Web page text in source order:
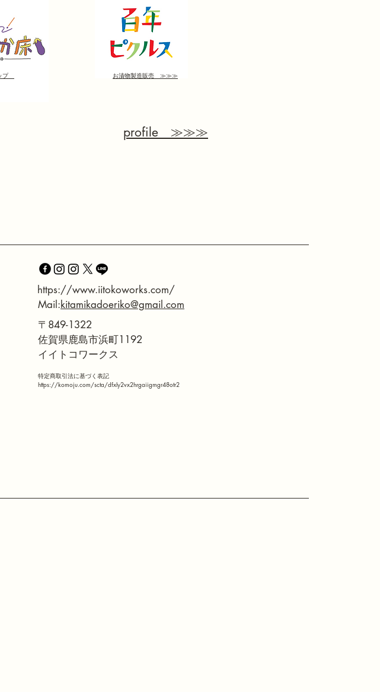
プ
お漬物製造販売 ≫≫≫
profile ≫≫≫
​https://www.iitokoworks.com/
Mail:kitamikadoeriko@gmail.com
〒849-1322
佐賀県鹿島市浜町1192
イイトコワークス
特定商取引法に基づく表記
https://komoju.com/scta/dfxly2vx2hrgaiigmgr48otr2